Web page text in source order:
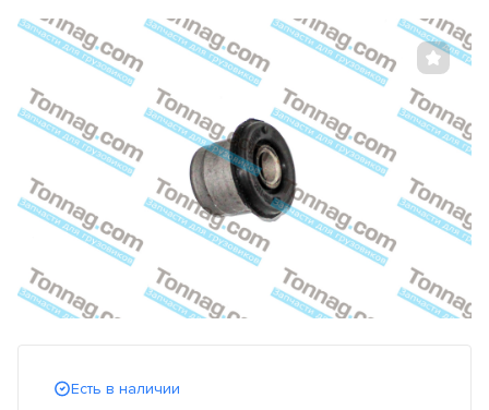
Есть в наличии